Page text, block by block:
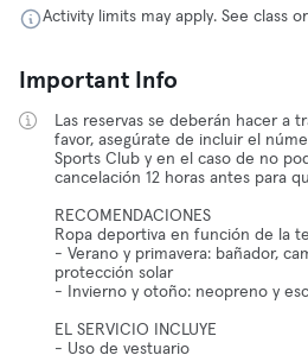
Activity limits may apply. See class
Important Info
Las reservas se deberán hacer a
favor, asegúrate de incluir el
Sports Club y en el caso de no
cancelación 12 horas antes para
RECOMENDACIONES
Ropa deportiva en función de la
- Verano y primavera: bañador,
protección solar
- Invierno y otoño: neopreno y
EL SERVICIO INCLUYE
- Uso de vestuario